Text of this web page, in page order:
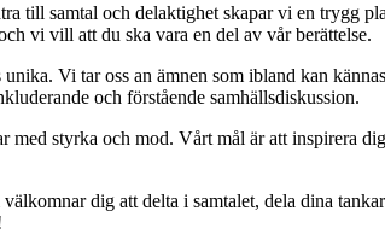
till samtal och delaktighet skapar vi en trygg
vi vill att du ska vara en del av vår berättelse.
Vi tar oss an ämnen som ibland kan
och förstående samhällsdiskussion.
styrka och mod. Vårt mål är att inspirera
dig att delta i samtalet, dela dina